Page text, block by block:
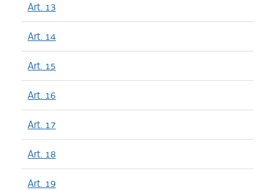
Art. 13
Art. 14
Art. 15
Art. 16
Art. 17
Art. 18
Art. 19